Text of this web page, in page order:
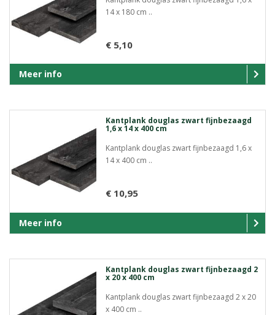
14 x 180 cm ..
€ 5,10
Meer info
Kantplank douglas zwart fijnbezaagd
1,6 x 14 x 400 cm
Kantplank douglas zwart fijnbezaagd 1,6 x
14 x 400 cm ..
€ 10,95
Meer info
Kantplank douglas zwart fijnbezaagd 2
x 20 x 400 cm
Kantplank douglas zwart fijnbezaagd 2 x 20
x 400 cm ..